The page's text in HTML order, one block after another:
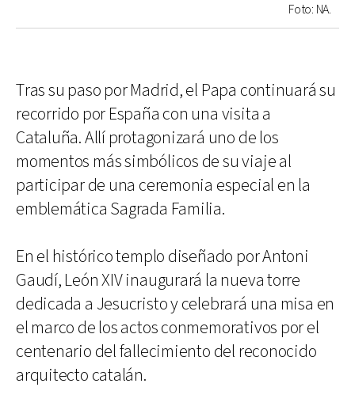
Foto: NA.
Tras su paso por Madrid, el Papa continuará su
recorrido por España con una visita a
Cataluña. Allí protagonizará uno de los
momentos más simbólicos de su viaje al
participar de una ceremonia especial en la
emblemática Sagrada Familia.
En el histórico templo diseñado por Antoni
Gaudí, León XIV inaugurará la nueva torre
dedicada a Jesucristo y celebrará una misa en
el marco de los actos conmemorativos por el
centenario del fallecimiento del reconocido
arquitecto catalán.